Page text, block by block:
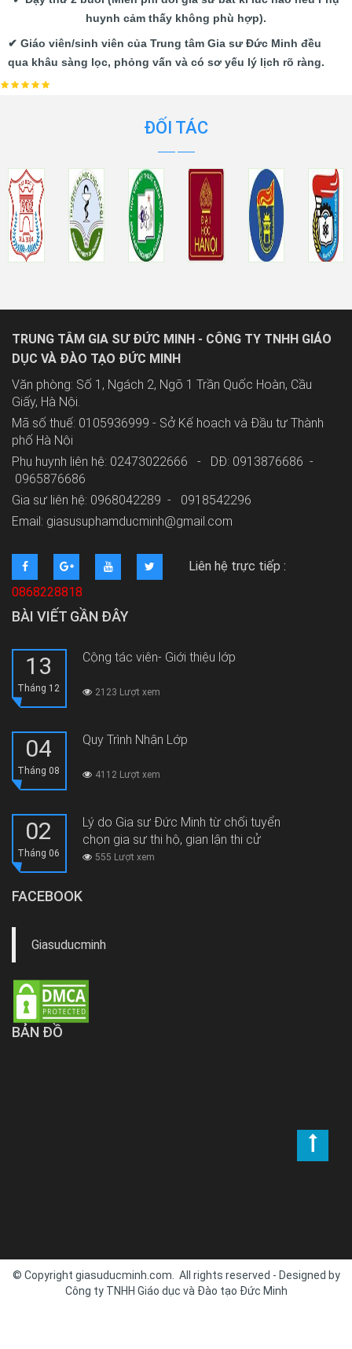
huynh cảm thấy không phù hợp).
✔ Giáo viên/sinh viên của Trung tâm Gia sư Đức Minh đều
qua khâu sàng lọc, phỏng vấn và có sơ yếu lý lịch rõ ràng.
ĐỐI TÁC
TRUNG TÂM GIA SƯ ĐỨC MINH - CÔNG TY TNHH GIÁO
DỤC VÀ ĐÀO TẠO ĐỨC MINH
Văn phòng: Số 1, Ngách 2, Ngõ 1 Trần Quốc Hoàn, Cầu
Giấy, Hà Nội.
Mã số thuế: 0105936999 - Sở Kế hoạch và Đầu tư Thành
phố Hà Nội
Phụ huynh liên hệ: 02473022666 - DĐ: 0913876686 -
0965876686
Gia sư liên hệ: 0968042289 - 0918542296
Email: giasusuphamducminh@gmail.com
Liên hệ trực tiếp :
0868228818
BÀI VIẾT GẦN ĐÂY
13
Tháng 12
Cộng tác viên- Giới thiệu lớp
2123 Lượt xem
04
Tháng 08
Quy Trình Nhận Lớp
4112 Lượt xem
02
Tháng 06
Lý do Gia sư Đức Minh từ chối tuyển
chọn gia sư thi hộ, gian lận thi cử
555 Lượt xem
FACEBOOK
Giasuducminh
BẢN ĐỒ
© Copyright giasuducminh.com. All rights reserved - Designed by
Công ty TNHH Giáo dục và Đào tạo Đức Minh